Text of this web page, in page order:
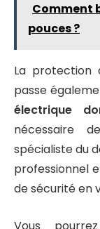
Comment
pouces ?
La protection
passe
électrique
nécessaire
spécialiste du
professionnel
de sécurité en
Vous